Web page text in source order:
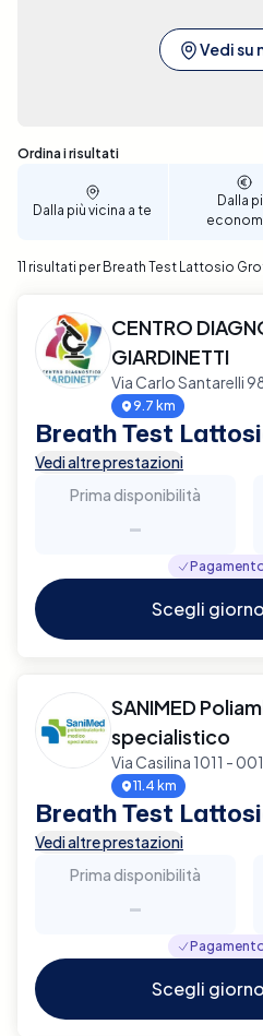
Vedi su
Sono stati trovati 11 risultati
Ordina i risultati
Dalla più vicina a te
Dalla
11 risultati per Breath Test Lattosio
CENTRO
GIARDINETTI
Via Carlo Santarelli
9.7 km
Breath Test
Vedi altre prestazioni
Prima disponibilità
-
Scegli
SANIMED
specialistico
Via Casilina 1011 -
11.4 km
Breath Test
Vedi altre prestazioni
Prima disponibilità
-
Scegli